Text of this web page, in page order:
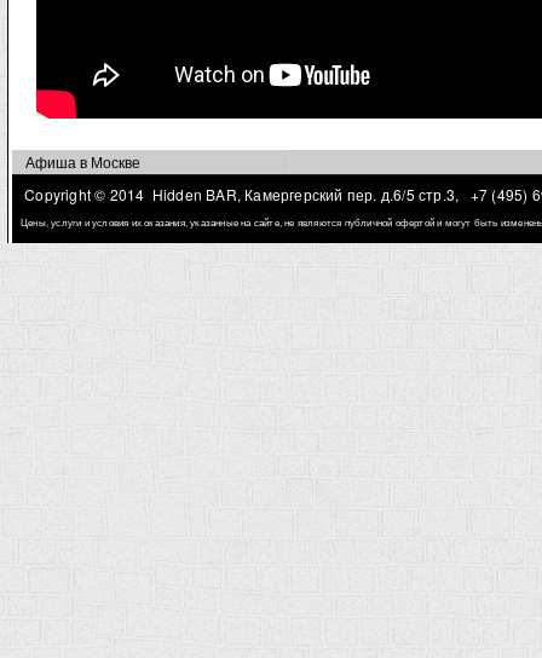
Афиша в Москве
Copyright © 2014 Hidden BAR, Камергерский пер. д.6/5 стр.3,
+7 (495)
Цены, услуги и условия их оказания, указанные на сайте, не являются публичной офертой и могут быть